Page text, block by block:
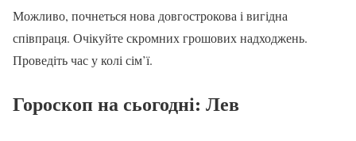
Можливо, почнеться нова довгострокова і вигідна
співпраця. Очікуйте скромних грошових надходжень.
Проведіть час у колі сім’ї.
Гороскоп на сьогодні: Лев